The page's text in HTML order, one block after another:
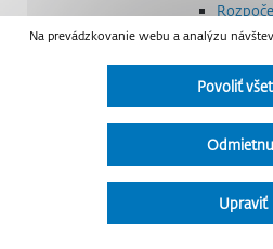
Smernice a
Strategické
Úradná tabuľa
Detail
Zoznam
Na prevádzkovanie webu a analýzu
Povoliť
Upraviť